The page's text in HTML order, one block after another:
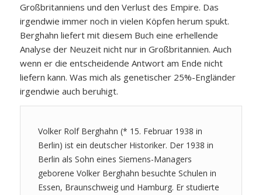
Großbritanniens und den Verlust des Empire. Das
irgendwie immer noch in vielen Köpfen herum spukt.
Berghahn liefert mit diesem Buch eine erhellende
Analyse der Neuzeit nicht nur in Großbritannien. Auch
wenn er die entscheidende Antwort am Ende nicht
liefern kann. Was mich als genetischer 25%-Engländer
irgendwie auch beruhigt.
Volker Rolf Berghahn (* 15. Februar 1938 in
Berlin) ist ein deutscher Historiker. Der 1938 in
Berlin als Sohn eines Siemens-Managers
geborene Volker Berghahn besuchte Schulen in
Essen, Braunschweig und Hamburg. Er studierte